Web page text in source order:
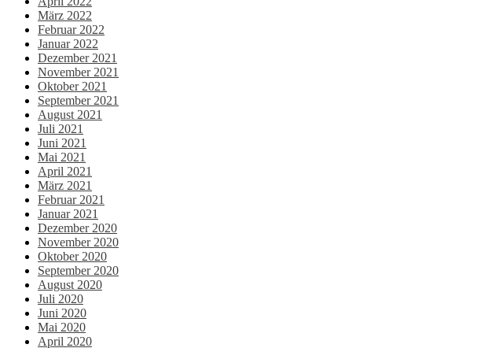
März 2022
Februar 2022
Januar 2022
Dezember 2021
November 2021
Oktober 2021
September 2021
August 2021
Juli 2021
Juni 2021
Mai 2021
April 2021
März 2021
Februar 2021
Januar 2021
Dezember 2020
November 2020
Oktober 2020
September 2020
August 2020
Juli 2020
Juni 2020
Mai 2020
April 2020